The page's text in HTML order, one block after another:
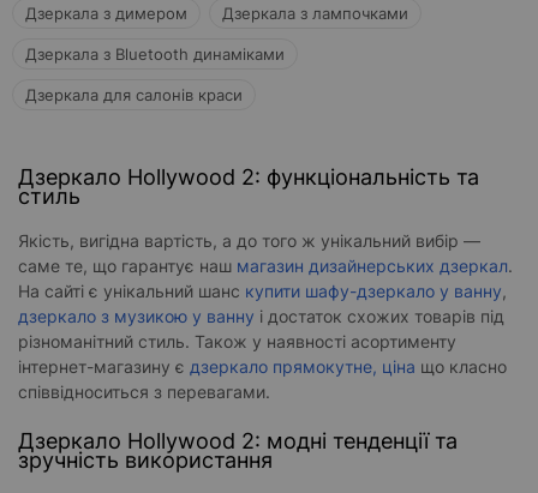
Дзеркала з димером Дзеркала з лампочками
Дзеркала з Bluetooth динаміками
Дзеркала для салонів краси
Дзеркало Hollywood 2: функціональність та
стиль
Якість, вигідна вартість, а до того ж унікальний вибір —
саме те, що гарантує наш магазин дизайнерських дзеркал.
На сайті є унікальний шанс купити шафу-дзеркало у ванну,
дзеркало з музикою у ванну і достаток схожих товарів під
різноманітний стиль. Також у наявності асортименту
інтернет-магазину є дзеркало прямокутне, ціна що класно
співвідноситься з перевагами.
Дзеркало Hollywood 2: модні тенденції та
зручність використання